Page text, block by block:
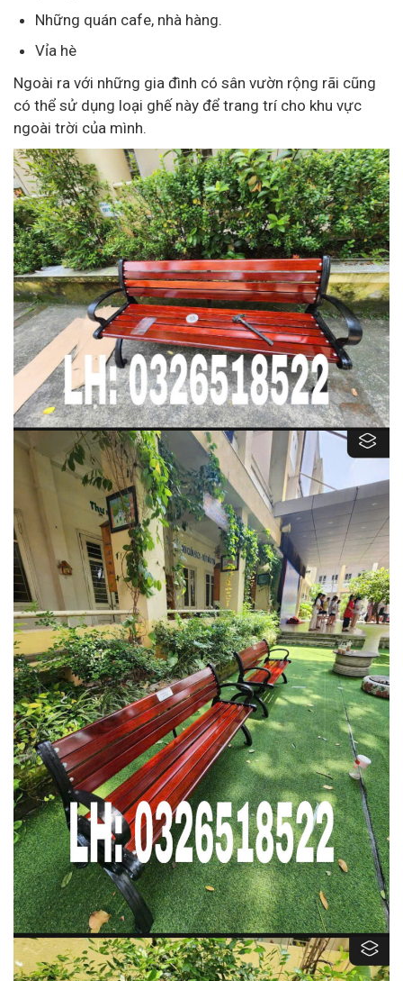
Những quán cafe, nhà hàng.
Vỉa hè
Ngoài ra với những gia đình có sân vườn rộng rãi cũng
có thể sử dụng loại ghế này để trang trí cho khu vực
ngoài trời của mình.